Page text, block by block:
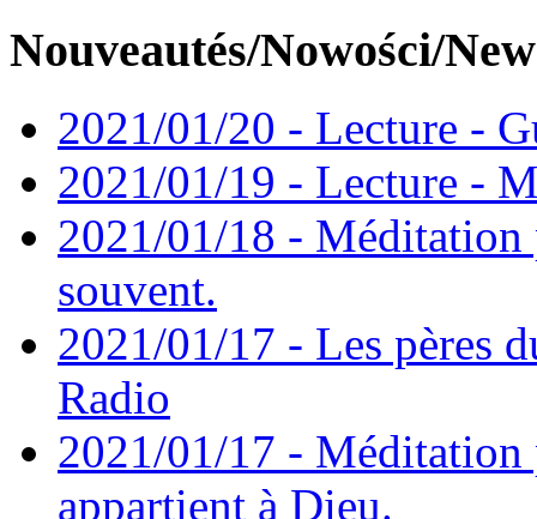
Nouveautés/Nowości/
2021/01/20 - Lecture -
2021/01/19 - Lecture -
2021/01/18 - Méditation
souvent.
2021/01/17 - Les pères
Radio
2021/01/17 - Méditation
appartient à Dieu.